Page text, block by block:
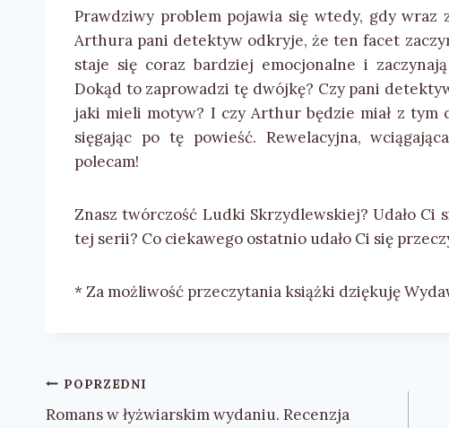
Prawdziwy problem pojawia się wtedy, gdy wraz
Arthura pani detektyw odkryje, że ten facet
staje się coraz bardziej emocjonalne i
Dokąd to zaprowadzi tę dwójkę? Czy pani
jaki mieli motyw? I czy Arthur będzie miał z tym
sięgając po tę powieść. Rewelacyjna,
polecam!
Znasz twórczość Ludki Skrzydlewskiej? Udało Ci
tej serii? Co ciekawego ostatnio udało Ci się
* Za możliwość przeczytania książki dziękuję
Nawigacja
wpisu
POPRZEDNI
Romans w łyżwiarskim wydaniu. Recenzja